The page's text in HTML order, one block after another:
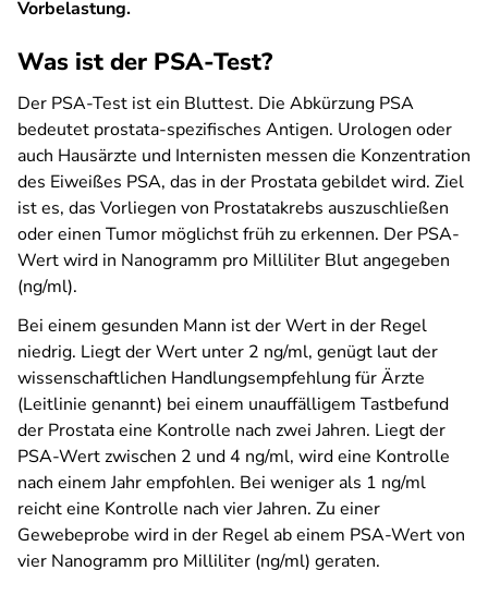
Vorbelastung.
Was ist der PSA-Test?
Der PSA-Test ist ein Bluttest. Die Abkürzung PSA
bedeutet prostata-spezifisches Antigen. Urologen oder
auch Hausärzte und Internisten messen die Konzentration
des Eiweißes PSA, das in der Prostata gebildet wird. Ziel
ist es, das Vorliegen von Prostatakrebs auszuschließen
oder einen Tumor möglichst früh zu erkennen. Der PSA-
Wert wird in Nanogramm pro Milliliter Blut angegeben
(ng/ml).
Bei einem gesunden Mann ist der Wert in der Regel
niedrig. Liegt der Wert unter 2 ng/ml, genügt laut der
wissenschaftlichen Handlungsempfehlung für Ärzte
(Leitlinie genannt) bei einem unauffälligem Tastbefund
der Prostata eine Kontrolle nach zwei Jahren. Liegt der
PSA-Wert zwischen 2 und 4 ng/ml, wird eine Kontrolle
nach einem Jahr empfohlen. Bei weniger als 1 ng/ml
reicht eine Kontrolle nach vier Jahren. Zu einer
Gewebeprobe wird in der Regel ab einem PSA-Wert von
vier Nanogramm pro Milliliter (ng/ml) geraten.